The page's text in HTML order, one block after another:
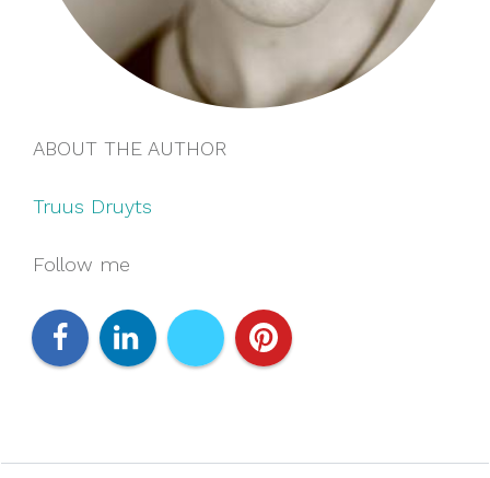
ABOUT THE AUTHOR
Truus Druyts
Follow me